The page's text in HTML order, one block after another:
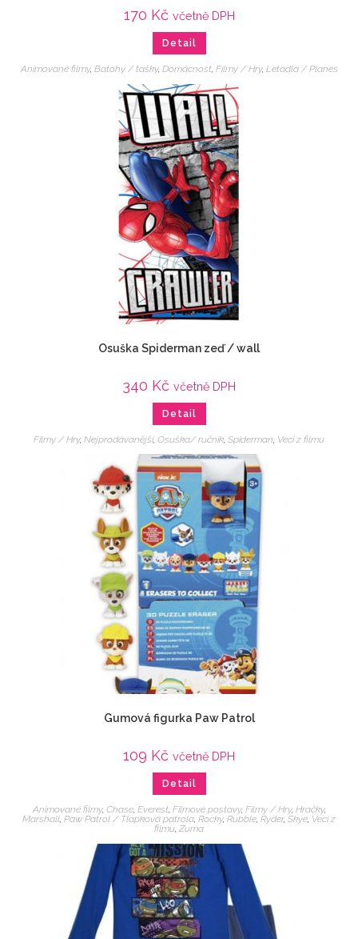
170 Kč včetně DPH
Detail
Animované filmy, Batohy / tašky, Domácnost, Filmy / Hry, Letadla / Planes
Osuška Spiderman zeď / wall
340 Kč včetně DPH
Detail
Filmy / Hry, Nejprodávanější, Osuška/ ručník Spiderman Veci z filmu
Gumová figurka Paw Patrol
109 Kč včetně DPH
Detail
Animované filmy, Chase, Everest, Filmové postavy, Filmy / Hry, Hračky,
Marshall, Paw Patrol / Tlapková patrola, Rocky, Rubble, Ryder, Skye, Veci z
filmu,Zuma